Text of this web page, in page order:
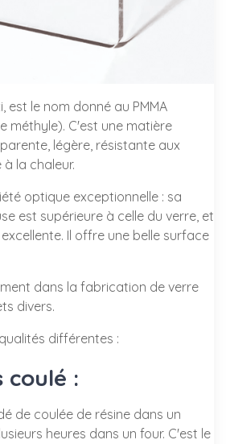
est le nom donné au PMMA
méthyle). C'est une matière
légère, résistante aux
la chaleur.
optique exceptionnelle : sa
est supérieure à celle du verre, et
Il offre une belle surface
dans la fabrication de verre
divers.
différentes :
coulé :
de coulée de résine dans un
heures dans un four. C'est le